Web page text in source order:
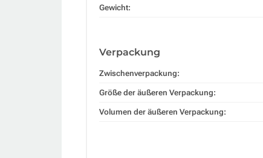
Gewicht:
Verpackung
Zwischenverpackung:
Größe der äußeren Verpackung:
Volumen der äußeren Verpackung: